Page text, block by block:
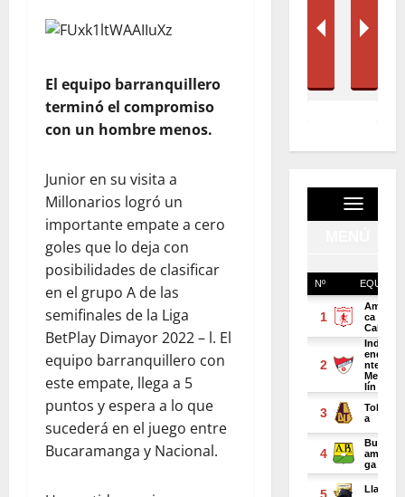
El equipo barranquillero
terminó el compromiso
con un hombre menos.
Junior en su visita a
Millonarios logró un
importante empate a cero
goles que lo deja con
posibilidades de clasificar
en el grupo A de las
semifinales de la Liga
BetPlay Dimayor 2022 – l. El
equipo barranquillero con
este empate, llega a 5
puntos y espera a lo que
sucederá en el juego entre
Bucaramanga y Nacional.